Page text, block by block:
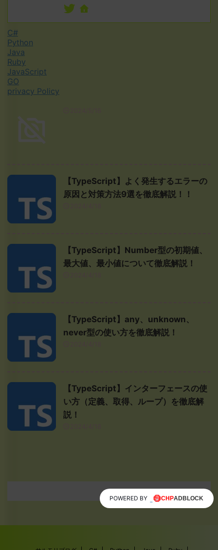
C#
Python
Java
Ruby
JavaScript
GO
privacy Policy
【TypeScript】よく発生するエラーの
原因と対策方法9選を徹底解説！！
【TypeScript】Number型の初期値、
最大値、最小値について徹底解説！
【TypeScript】any、unknown、
never型の使い方を徹底解説！
【TypeScript】インターフェースの使
い方（定義、取得、ループ）を徹底解
説！
POWERED BY